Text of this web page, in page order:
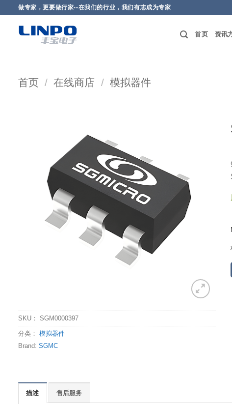
做专家，更要做行家--在我们的行业，我们有志成为专家
首页 资讯
首页 / 在线商店 / 模拟器件
SKU： SGM0000397
分类： 模拟器件
Brand: SGMC
描述 售后服务